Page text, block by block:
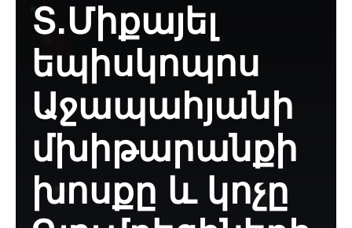
Տ.Միքայել
եպիսկոպոս
Աջապահյանի
մխիթարանքի
խոսքը և կոչը